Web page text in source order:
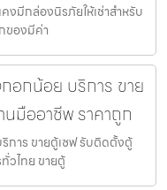
มีกล่องนิรภัยให้เช่าสำหรับ
ของมีค่า
อกน้อย บริการ ขาย
มืออาชีพ ราคาถูก
การ ขายตู้เซฟ รับติดตั้งตู้
วไทย ขายตู้